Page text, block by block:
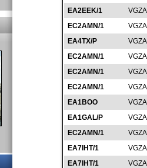
EA2EEK/1
EC2AMN/1
EA4TX/P
EC2AMN/1
EC2AMN/1
EC2AMN/1
EA1BOO
EA1GAL/P
EC2AMN/1
EA7IHT/1
EA7IHT/1